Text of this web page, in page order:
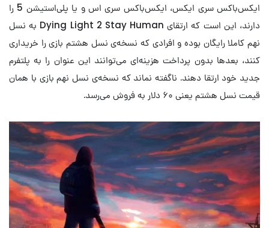
ایکس‌باکس سری ایکس، ایکس‌باکس سری اس و یا پلی‌استیشن 5 را
دارند، این است که ارتقای Dying Light 2 Stay Human به نسل
نهم کاملا رایگان بوده و افرادی که نسخه‌ی نسل هشتم بازی را خریداری
کنند، بعدها بدون پرداخت هزینه‌ای می‌توانند این عنوان را به پلتفرم‌
جدید خود ارتقا دهند. ناگفته نماند که نسخه‌ی نسل نهم بازی با همان
قیمت نسل هشتم یعنی ۶۰ دلار به فروش می‌رسد.